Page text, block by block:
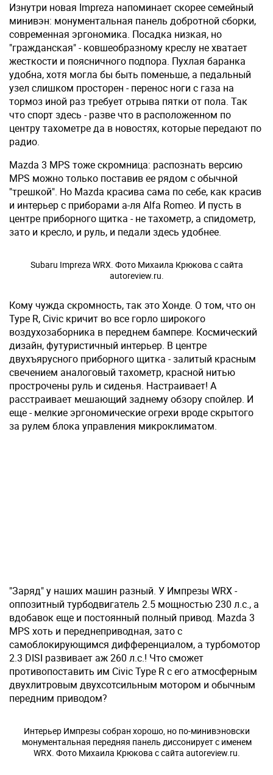
Изнутри новая Impreza напоминает скорее семейный
минивэн: монументальная панель добротной сборки,
со­временная эргономика. Посадка низкая, но
"гражданская" - ковшеобразному креслу не хватает
жесткости и поясничного подпора. Пухлая баранка
удобна, хотя могла бы быть поменьше, а педальный
узел слишком просторен - перенос ноги с газа на
тормоз иной раз требует отрыва пятки от пола. Так
что спорт здесь - разве что в расположенном по
центру тахометре да в новостях, которые передают по
радио.
Mazda 3 MPS тоже скромница: распознать версию
MPS можно только по­ставив ее рядом с обычной
"трешкой". Но Mazda красива сама по себе, как красив
и интерьер с приборами а-ля Alfa Romeo. И пусть в
центре приборного щитка - не тахометр, а спидометр,
зато и кресло, и руль, и педали здесь удобнее.
Subaru Impreza WRX. Фото Михаила Крюкова с сайта
autoreview.ru.
Кому чужда скромность, так это Хонде. О том, что он
Type R, Civic кричит во все горло широкого
воздухозаборника в переднем бампере. Космический
дизайн, футуристичный интерьер. В центре
двухъярусного приборного щитка - залитый красным
свечением аналоговый тахометр, красной нитью
прострочены руль и сиденья. Настраивает! А
расстраивает мешающий заднему обзору спойлер. И
еще - мелкие эргономические огрехи вроде скрытого
за рулем блока управления микроклиматом.
"Заряд" у наших машин разный. У Импрезы WRX -
оппозитный турбодвигатель 2.5 мощностью 230 л.с., а
вдобавок еще и постоянный полный привод. Mazda 3
MPS хоть и переднеприводная, зато с
самоблокирующимся дифференциалом, а турбомотор
2.3 DISI развивает аж 260 л.с.! Что сможет
противопоставить им Civic Type R с его атмосферным
двухлитровым двухсотсильным мотором и обычным
передним приводом?
Интерьер Импрезы собран хорошо, но по-минивэновски
монументальная передняя панель диссонирует с именем
WRX. Фото Михаила Крюкова с сайта autoreview.ru.